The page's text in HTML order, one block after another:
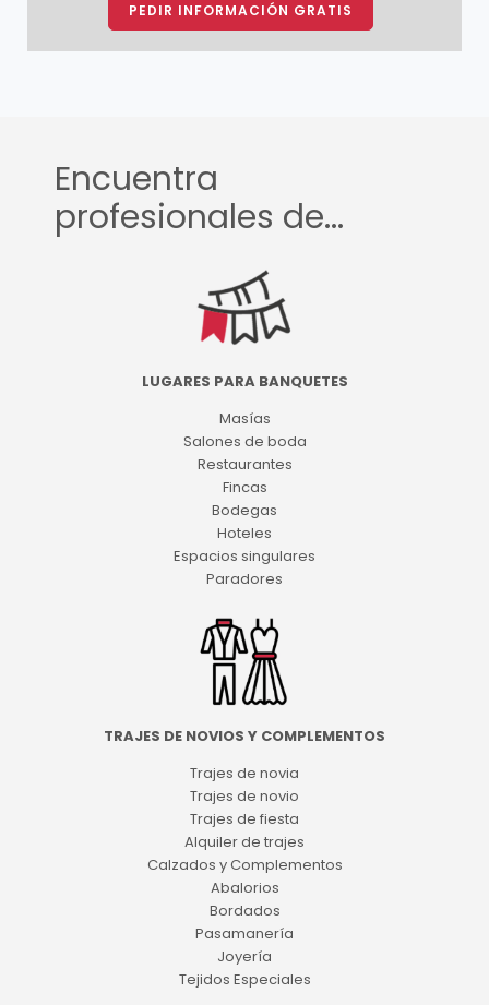
PEDIR INFORMACIÓN GRATIS
Encuentra
profesionales de...
LUGARES PARA BANQUETES
Masías
Salones de boda
Restaurantes
Fincas
Bodegas
Hoteles
Espacios singulares
Paradores
TRAJES DE NOVIOS Y COMPLEMENTOS
Trajes de novia
Trajes de novio
Trajes de fiesta
Alquiler de trajes
Calzados y Complementos
Abalorios
Bordados
Pasamanería
Joyería
Tejidos Especiales